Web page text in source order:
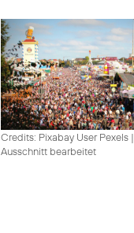
Credits: Pixabay User Pexels |
Ausschnitt bearbeitet